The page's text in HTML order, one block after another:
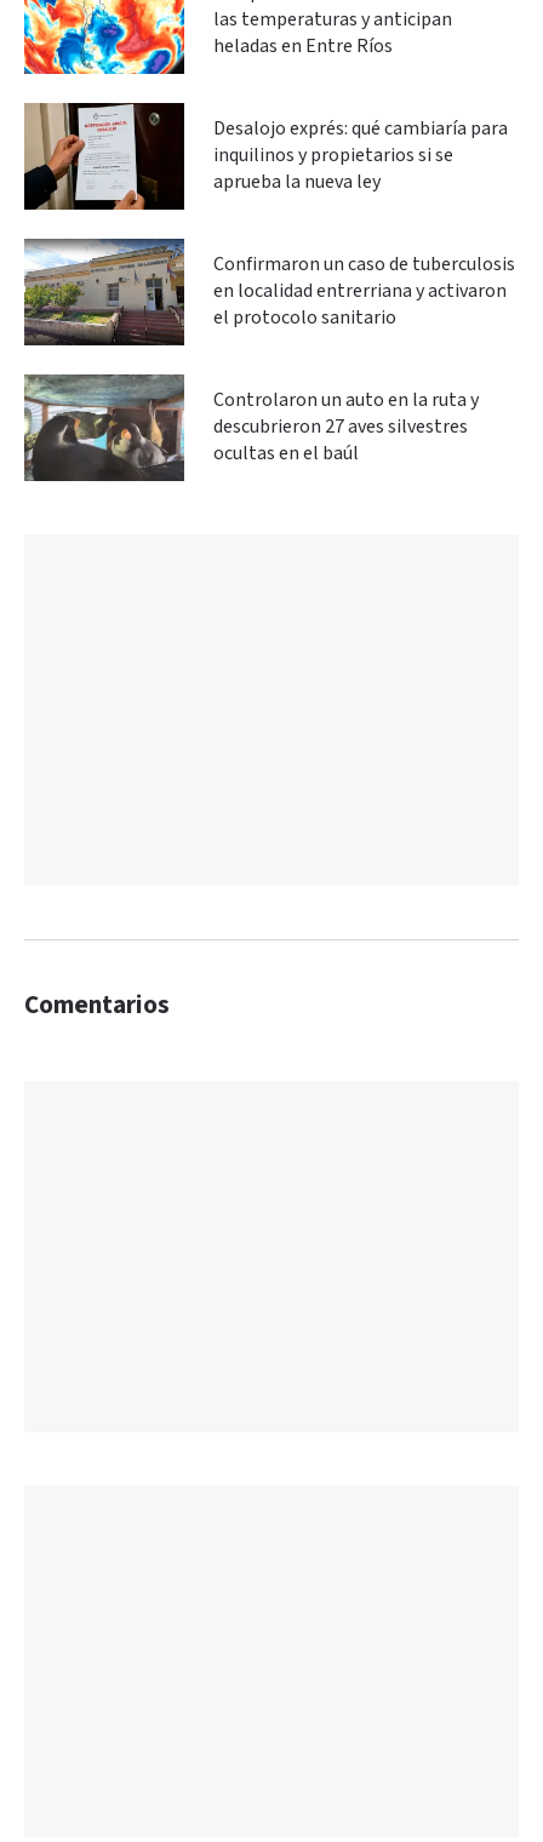
las temperaturas y anticipan
heladas en Entre Ríos
Desalojo exprés: qué cambiaría para
inquilinos y propietarios si se
aprueba la nueva ley
Confirmaron un caso de tuberculosis
en localidad entrerriana y activaron
el protocolo sanitario
Controlaron un auto en la ruta y
descubrieron 27 aves silvestres
ocultas en el baúl
Comentarios